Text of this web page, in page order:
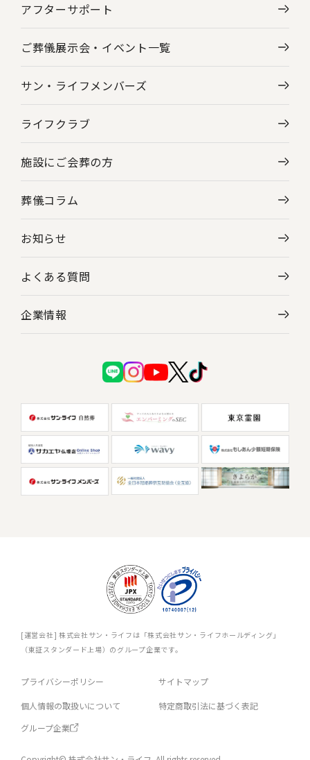
アフターサポート
ご葬儀展示会・ イベント一覧
サン・ライフメンバーズ
ライフクラブ
施設にご会葬の方
葬儀コラム
お知らせ
よくある質問
企業情報
[運営会社] 株式会社サン・ライフは「株式会社サン・ライフホールディング」
（東証スタンダード上場）のグループ企業です。
プライバシーポリシー サイトマップ
個人情報の取扱いについて
特定商取引法に基づく表記
グループ企業